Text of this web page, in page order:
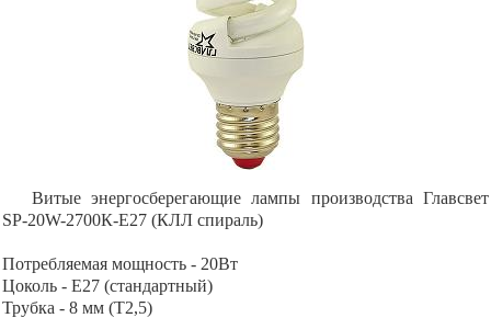
Витые энергосберегающие лампы производства Главсвет
SP-20W-2700К-Е27 (КЛЛ спираль)
Потребляемая мощность - 20Вт
Цоколь - Е27 (стандартный)
Трубка - 8 мм (Т2,5)